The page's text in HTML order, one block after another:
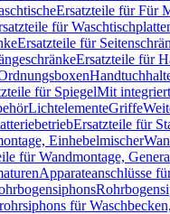
Ersatzteile für Für
für
Ersatzteile für
Ersatzteile für
für SpiegelMit
LichtelementeGriffe
Ersatzteile für
Einhebelmischer
für Wandmontage,
Apparateanschlüsse
für